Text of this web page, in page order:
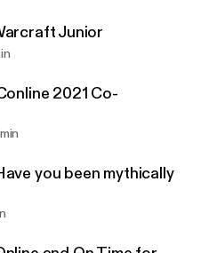
for another Instance!
Junior
2021 Co-
you been mythically